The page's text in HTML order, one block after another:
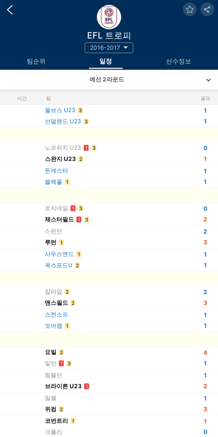
EFL 트로피
2016-2017
팀순위 일정 선수정보
예선 2라운드
시간 팀 결과
울브스 U23 3
선덜랜드 U23 3
1
1
노르위치 U23 1 3
스완지 U23 2
0
1
돈캐스터
블랙풀
1
1
1
로치데일 1 3
체스터필드 1 3
0
2
스윈던
루턴
1
2
3
사우스엔드
1
옥스포드U 2
1
1
칼라일 2
맨스필드 2
2
3
스컨소프
모어캠
1
1
1
요빌 2
밀턴 1 3
4
1
윔블던
브라이튼 U23
1
1
2
밀월
위컴
2
1
3
코번트리
1
크롤리
1
0